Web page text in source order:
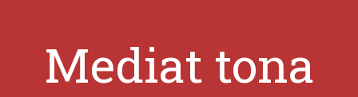
Mediat tona